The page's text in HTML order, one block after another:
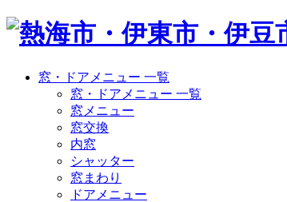
窓・ドアメニュー 一覧
窓・ドアメニュー 一覧
窓メニュー
窓交換
内窓
シャッター
窓まわり
ドアメニュー